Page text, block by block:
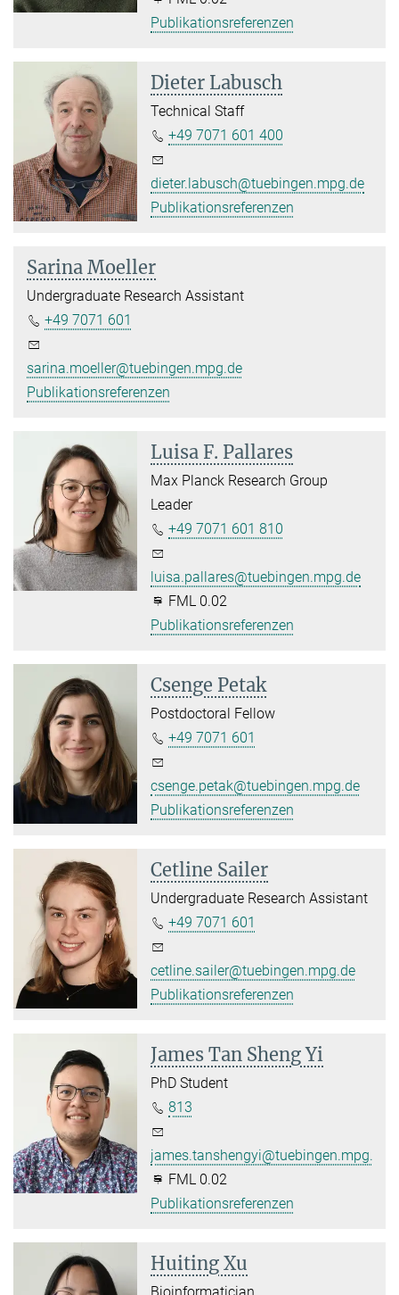
Publikationsreferenzen
Dieter Labusch
Technical Staff
+49 7071 601 400
dieter.labusch@tuebingen.mpg.de
Publikationsreferenzen
Sarina Moeller
Undergraduate Research Assistant
+49 7071 601
sarina.moeller@tuebingen.mpg.de
Publikationsreferenzen
Luisa F. Pallares
Max Planck Research Group
Leader
+49 7071 601 810
luisa.pallares@tuebingen.mpg.de
FML 0.02
Publikationsreferenzen
Csenge Petak
Postdoctoral Fellow
+49 7071 601
csenge.petak@tuebingen.mpg.de
Publikationsreferenzen
Cetline Sailer
Undergraduate Research Assistant
+49 7071 601
cetline.sailer@tuebingen.mpg.de
Publikationsreferenzen
James Tan Sheng Yi
PhD Student
813
james.tanshengyi@tuebingen.mpg.de
FML 0.02
Publikationsreferenzen
Huiting Xu